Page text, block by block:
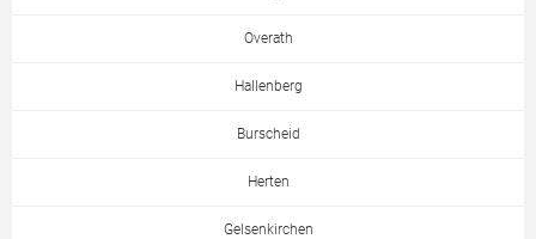
Overath
Hallenberg
Burscheid
Herten
Gelsenkirchen